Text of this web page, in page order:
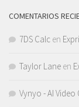
COMENTARIOS
7DS Calc en
Taylor Lane en
Vynyo - AI